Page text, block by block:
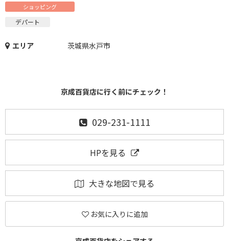
ショッピング
デパート
エリア 茨城県水戸市
京成百貨店に行く前にチェック！
029-231-1111
HPを見る
大きな地図で見る
お気に入りに追加